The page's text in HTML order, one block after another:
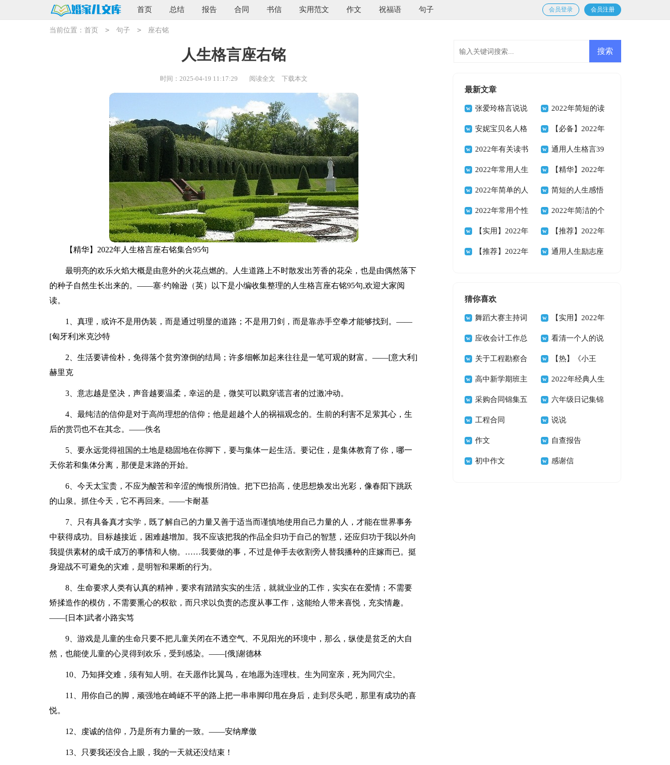
首页 总结 报告 合同 书信 实用范文 作文 祝福语 句子 会员登录 会员注册
当前位置： 首页 > 句子 > 座右铭
人生格言座右铭
时间：2025-04-19 11:17:29 阅读全文 下载本文
【精华】2022年人生格言座右铭集合95句
最明亮的欢乐火焰大概是由意外的火花点燃的。人生道路上不时散发出芳香的花朵，也是由偶然落下
的种子自然生长出来的。——塞·约翰逊（英）以下是小编收集整理的人生格言座右铭95句,欢迎大家阅
读。
1、真理，或许不是用伪装，而是通过明显的道路；不是用刀剑，而是靠赤手空拳才能够找到。——
[匈牙利]米克沙特
2、生活要讲俭朴，免得落个贫穷潦倒的结局；许多细帐加起来往往是一笔可观的财富。——[意大利]
赫里克
3、意志越是坚决，声音越要温柔，幸运的是，微笑可以戳穿谎言者的过激冲动。
4、最纯洁的信仰是对于高尚理想的信仰；他是超越个人的祸福观念的。生前的利害不足萦其心，生
后的赏罚也不在其念。——佚名
5、要永远觉得祖国的土地是稳固地在你脚下，要与集体一起生活。要记住，是集体教育了你，哪一
天你若和集体分离，那便是末路的开始。
6、今天太宝贵，不应为酸苦和辛涩的悔恨所消蚀。把下巴抬高，使思想焕发出光彩，像春阳下跳跃
的山泉。抓住今天，它不再回来。——卡耐基
7、只有具备真才实学，既了解自己的力量又善于适当而谨慎地使用自己力量的人，才能在世界事务
中获得成功。目标越接近，困难越增加。我不应该把我的作品全归功于自己的智慧，还应归功于我以外向
我提供素材的成千成万的事情和人物。……我要做的事，不过是伸手去收割旁人替我播种的庄嫁而已。挺
身迎战不可避免的灾难，是明智和果断的行为。
8、生命要求人类有认真的精神，要求有踏踏实实的生活，就就业业的工作，实实在在爱情；不需要
矫揉造作的模仿，不需要熏心的权欲，而只求以负责的态度从事工作，这能给人带来喜悦，充实情趣。
——[日本]武者小路实笃
9、游戏是儿童的生命只要不把儿童关闭在不透空气、不见阳光的环境中，那么，纵使是贫乏的大自
然，也能使儿童的心灵得到欢乐，受到感染。——[俄]谢德林
10、乃知择交难，须有知人明。在天愿作比翼鸟，在地愿为连理枝。生为同室亲，死为同穴尘。
11、用你自己的脚，顽强地在崎岖不平的路上把一串串脚印甩在身后，走到尽头吧，那里有成功的喜
悦。
12、虔诚的信仰，乃是所有力量的一致。——安纳摩傲
13、只要我还没合上眼，我的一天就还没结束！
最新文章
张爱玲格言说说
汇总100句精选
2022年简短的读
书的格言汇编54句
安妮宝贝名人格
言说说（通用90
句）
【必备】2022年
励志座右铭合集68
句
2022年有关读书
的格言合集84句
通用人生格言39
句
2022年常用人生
格言警句锦集40句
【精华】2022年
人生格言座右铭集合
95句
2022年简单的人
生励志座右铭锦集
88条
简短的人生感悟
格言66句
2022年常用个性
人生格言集锦38条
2022年简洁的个
性人生格言集合56
句
【实用】2022年
人生格言警句摘录
【推荐】2022年
励志座右铭汇编94
【推荐】2022年 通用人生励志座
猜你喜欢
舞蹈大赛主持词
14篇
【实用】2022年
悲伤唯美句子集合
39条
应收会计工作总
结
看清一个人的说
说
关于工程勘察合
同
【热】《小王
子》读书心得
高中新学期班主
任工作计划
2022年经典人生
唯美的句子汇总66
句
采购合同锦集五
篇
六年级日记集锦
15篇
工程合同 说说
作文 自查报告
初中作文 感谢信